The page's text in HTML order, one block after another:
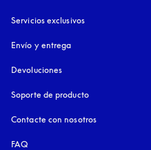
Servicios exclusivos
Envío y entrega
Devoluciones
Soporte de producto
Contacte con nosotros
FAQ